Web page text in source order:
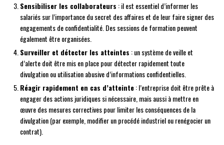
Sensibiliser les collaborateurs : il est essentiel d’informer les
salariés sur l’importance du secret des affaires et de leur faire signer des
engagements de confidentialité. Des sessions de formation peuvent
également être organisées.
Surveiller et détecter les atteintes : un système de veille et
d’alerte doit être mis en place pour détecter rapidement toute
divulgation ou utilisation abusive d’informations confidentielles.
Réagir rapidement en cas d’atteinte: l’entreprise doit être prête à
engager des actions juridiques si nécessaire, mais aussi à mettre en
œuvre des mesures correctives pour limiter les conséquences de la
divulgation (par exemple, modifier un procédé industriel ou renégocier un
contrat).